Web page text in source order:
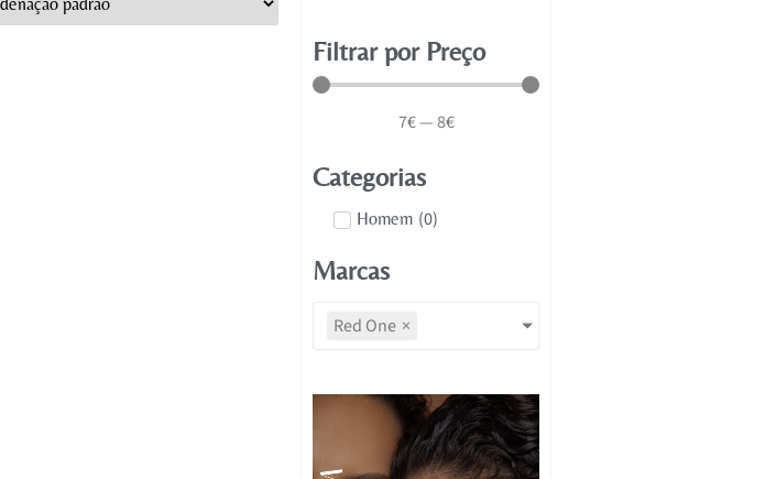
Filtrar por Preço
7€—8€
Categorias
Homem (0)
Marcas
Red One ×